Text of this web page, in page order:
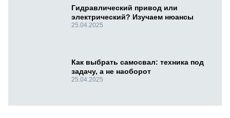
Гидравлический привод или
электрический? Изучаем нюансы
25.04.2025
Как выбрать самосвал: техника под
задачу, а не наоборот
25.04.2025